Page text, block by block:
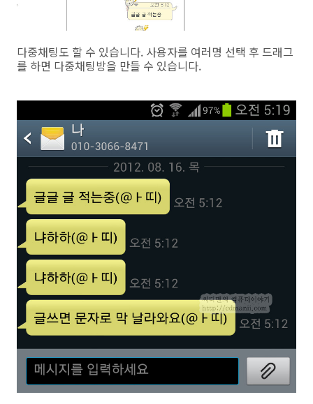
다중채팅도 할 수 있습니다. 사용자를 여러명 선택 후 드래그
를 하면 다중채팅방을 만들 수 있습니다.